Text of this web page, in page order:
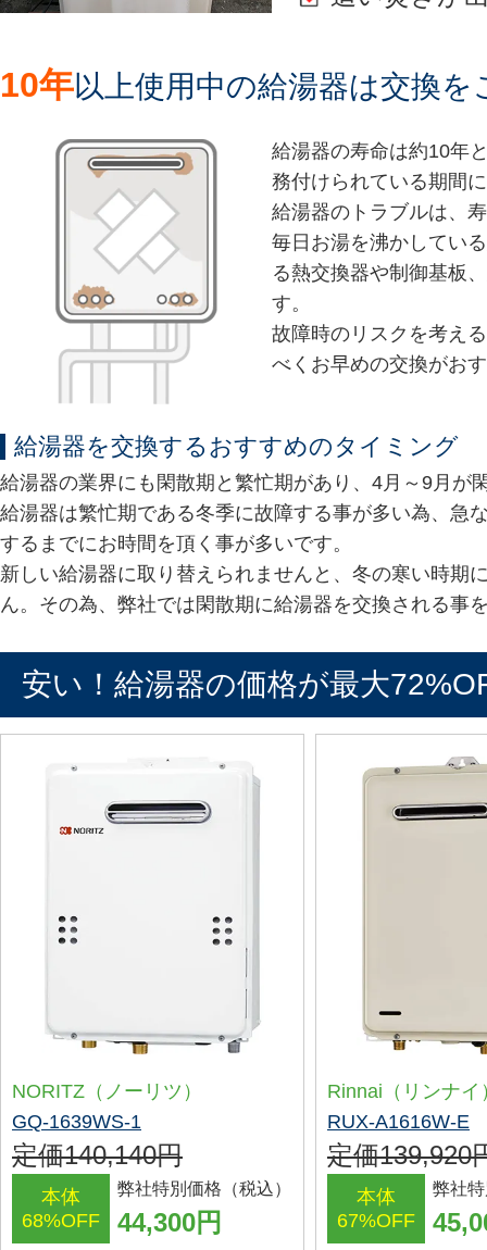
10年以上使用中の給湯器は交換
給湯器の寿命は約10年
務付けられている期間
給湯器のトラブルは、
毎日お湯を沸かしてい
る熱交換器や制御基板
す。
故障時のリスクを考え
べくお早めの交換がお
給湯器を交換するおすすめのタイミング
給湯器の業界にも閑散期と繁忙期があり、4月～9月が
給湯器は繁忙期である冬季に故障する事が多い為、急
するまでにお時間を頂く事が多いです。
新しい給湯器に取り替えられませんと、冬の寒い時期
ん。その為、弊社では閑散期に給湯器を交換される事
安い！給湯器の価格が最大
NORITZ（ノーリツ）
GQ-1639WS-1
定価140,140円
本体
68%OFF
弊社特別価格（税込）
44,300円
Rinnai（リンナイ
RUX-A1616W-E
定価139,920
本体
67%OFF
弊社